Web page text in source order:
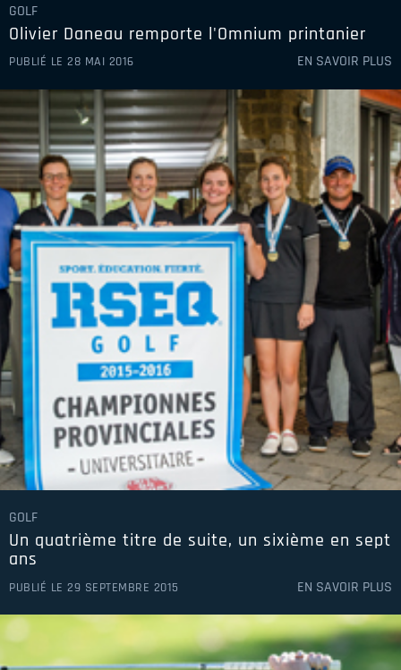
GOLF
Olivier Daneau remporte l'Omnium printanier
PUBLIÉ LE 28 MAI 2016 EN SAVOIR PLUS
GOLF
Un quatrième titre de suite, un sixième en sept
ans
PUBLIÉ LE 29 SEPTEMBRE 2015 EN SAVOIR PLUS